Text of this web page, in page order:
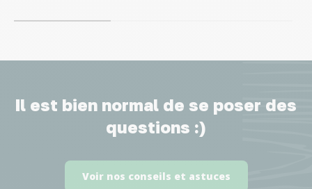
Il est bien normal de se poser des
questions :)
Voir nos conseils et astuces